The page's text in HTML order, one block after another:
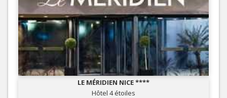
LE MÉRIDIEN NICE ****
Hôtel 4 étoiles